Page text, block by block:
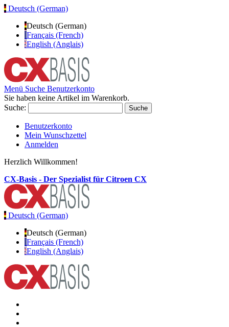
Deutsch (German)
Deutsch (German)
Français (French)
English (Anglais)
Menü Suche Benutzerkonto
Sie haben keine Artikel im Warenkorb.
Suche:
Suche
Benutzerkonto
Mein Wunschzettel
Anmelden
Herzlich Willkommen!
CX-Basis - Der Spezialist für Citroen CX
Deutsch (German)
Deutsch (German)
Français (French)
English (Anglais)